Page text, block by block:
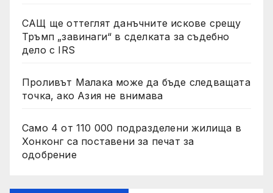
САЩ ще оттеглят данъчните искове срещу
Тръмп „завинаги“ в сделката за съдебно
дело с IRS
Проливът Малака може да бъде следващата
точка, ако Азия не внимава
Само 4 от 110 000 подразделени жилища в
Хонконг са поставени за печат за
одобрение